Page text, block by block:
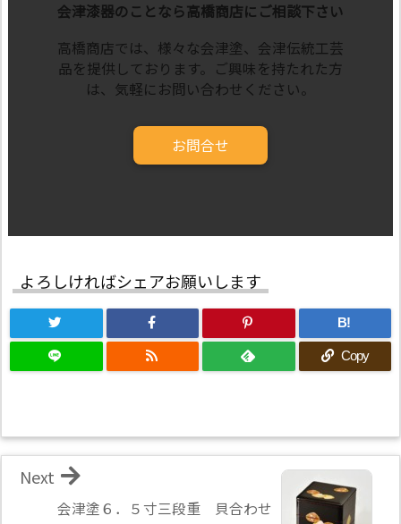
会津漆器のことなら高橋商店にご相談下さい
高橋商店では、様々な会津塗、会津伝統工芸
品を提供しております。ご興味を持たれた方
は、気軽にお問い合わせください。
お問合せ
よろしければシェアお願いします
B!
Copy
会津塗６．５寸三段重 貝合わせ
Next